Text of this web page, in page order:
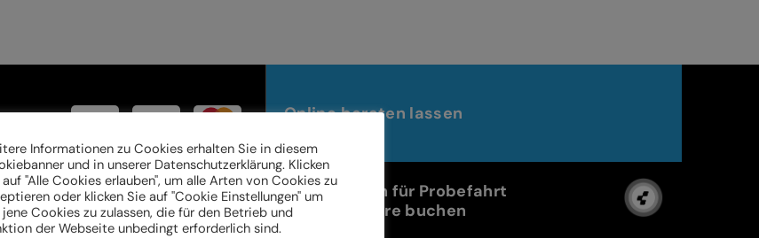
Online beraten lassen
Termin für Probefahrt
im Store buchen
Informationen zu Cookies erhalten Sie in diesem
und in unserer Datenschutzerklärung. Klicken
"Alle Cookies erlauben", um alle Arten von Cookies zu
oder klicken Sie auf "Cookie Einstellungen" um
jene Cookies zu zulassen, die für den Betrieb und
der Webseite unbedingt erforderlich sind.